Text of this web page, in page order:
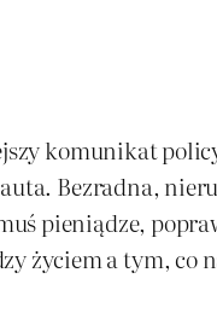
komunikat
Bezradna,
pieniądze,
życiem a tym, co